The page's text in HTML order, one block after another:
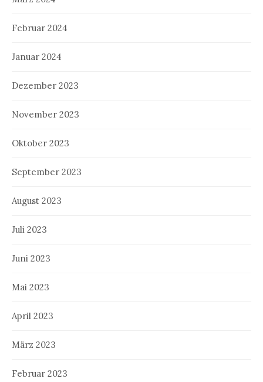
Februar 2024
Januar 2024
Dezember 2023
November 2023
Oktober 2023
September 2023
August 2023
Juli 2023
Juni 2023
Mai 2023
April 2023
März 2023
Februar 2023